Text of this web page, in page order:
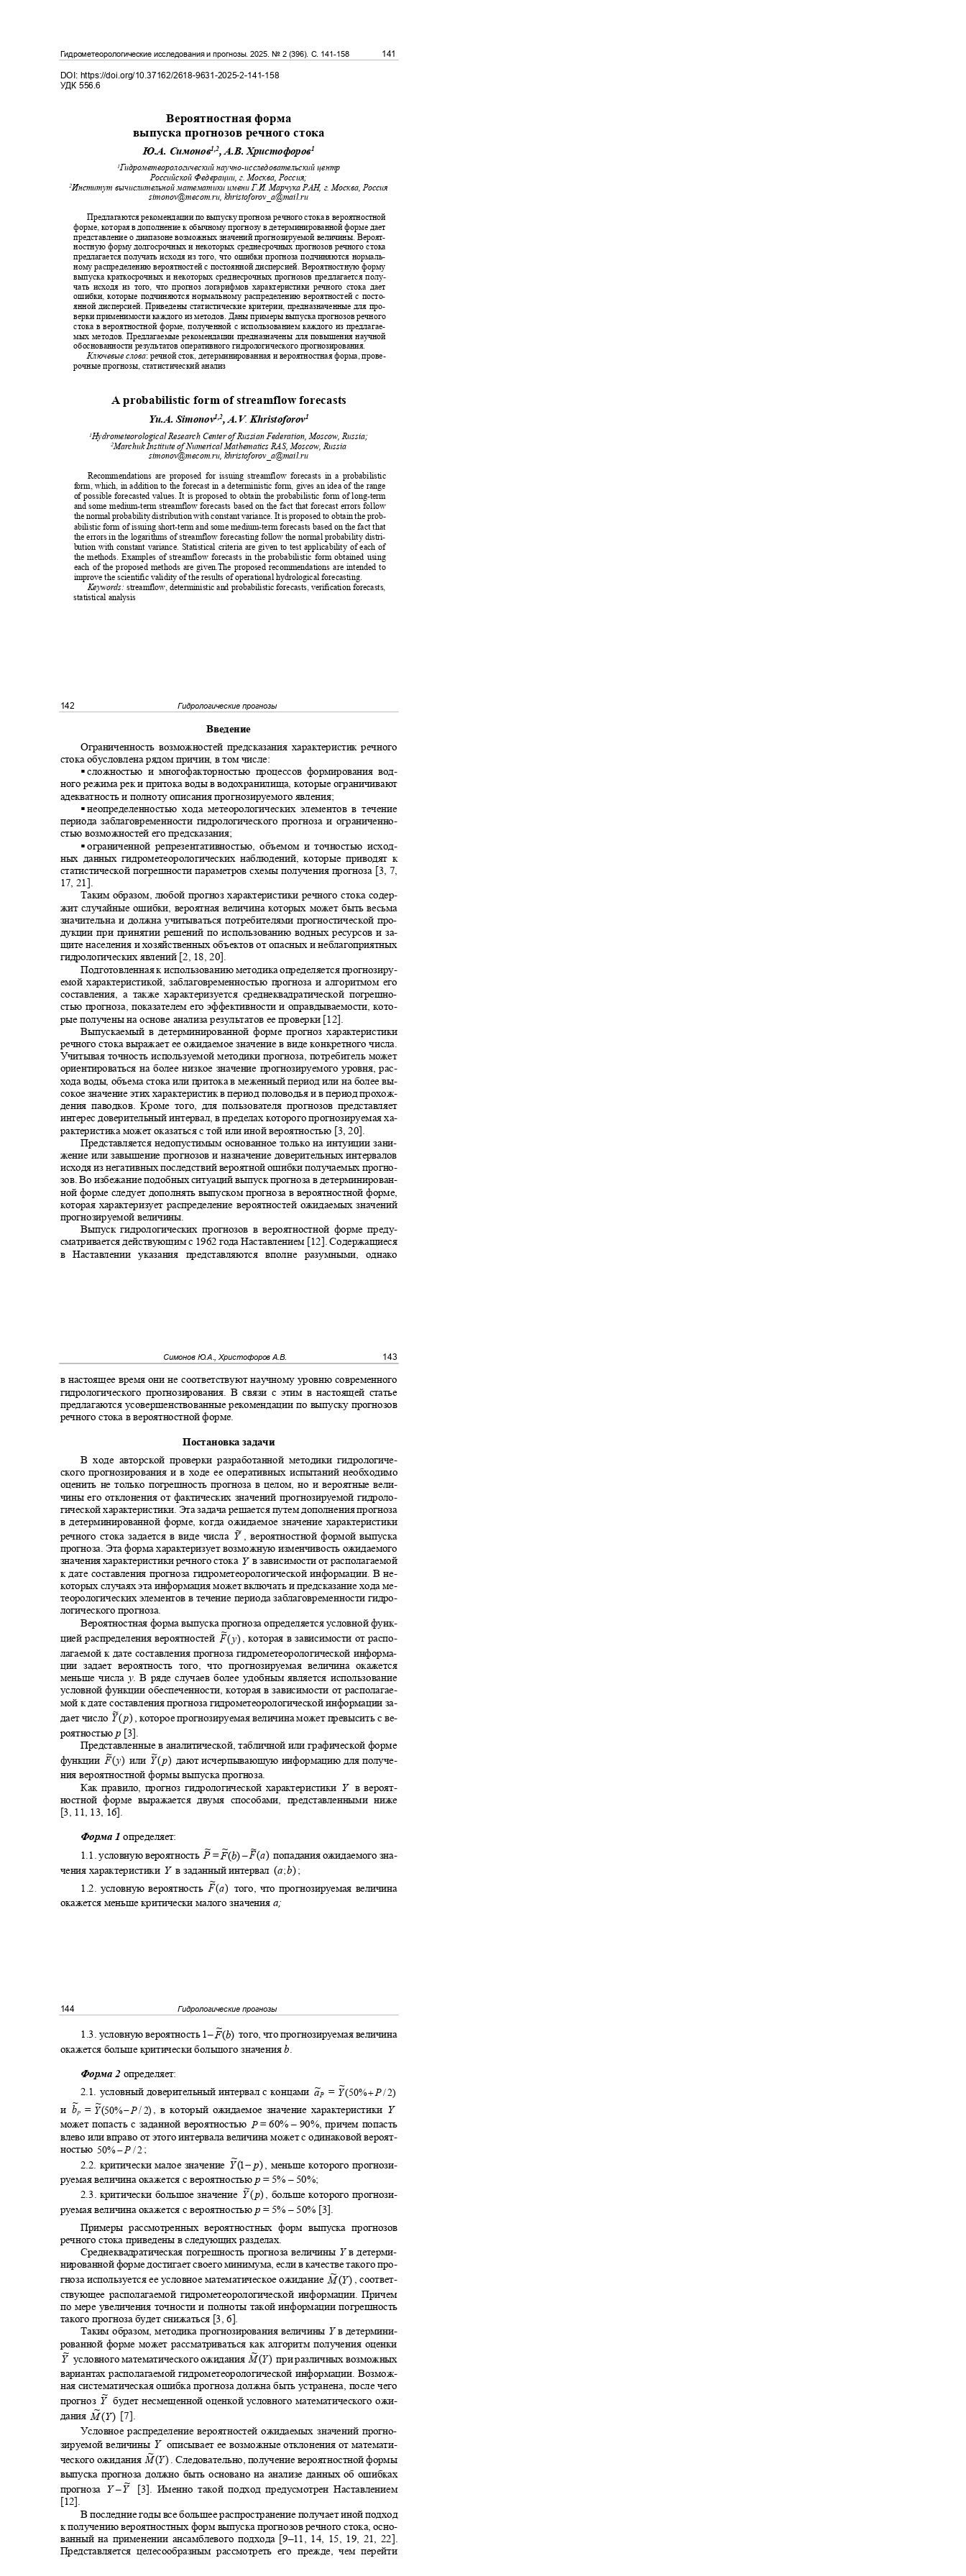
Гидрометеорологические исследования и прогнозы. 2025. № 2 (396). С. 141-158 141
DOI: https://doi.org/10.37162/2618-9631-2025-2-141-158
УДК 556.6
Вероятностная форма
выпуска прогнозов речного стока
Ю.А. Симонов1,2, А.В. Христофоров1
1Гидрометеорологический научно-исследовательский центр
Российской Федерации, г. Москва, Россия;
2Институт вычислительной математики имени Г.И. Марчука РАН, г. Москва, Россия
simonov@mecom.ru, khristoforov_a@mail.ru
Предлагаются рекомендации по выпуску прогноза речного стока в вероятностной
форме, которая в дополнение к обычному прогнозу в детерминированной форме дает
представление о диапазоне возможных значений прогнозируемой величины. Вероят-
ностную форму долгосрочных и некоторых среднесрочных прогнозов речного стока
предлагается получать исходя из того, что ошибки прогноза подчиняются нормаль-
ному распределению вероятностей с постоянной дисперсией. Вероятностную форму
выпуска краткосрочных и некоторых среднесрочных прогнозов предлагается полу-
чать исходя из того, что прогноз логарифмов характеристики речного стока дает
ошибки, которые подчиняются нормальному распределению вероятностей с посто-
янной дисперсией. Приведены статистические критерии, предназначенные для про-
верки применимости каждого из методов. Даны примеры выпуска прогнозов речного
стока в вероятностной форме, полученной с использованием каждого из предлагае-
мых методов. Предлагаемые рекомендации предназначены для повышения научной
обоснованности результатов оперативного гидрологического прогнозирования.
Ключевые слова:речной сток, детерминированная и вероятностная форма, прове-
рочные прогнозы, статистический анализ
A probabilistic form of streamflow forecasts
Yu.A. Simonov1,2, A.V.Khristoforov1
1Hydrometeorological Research Center of Russian Federation, Moscow, Russia;
2Marchuk Institute of Numerical Mathematics RAS, Moscow, Russia
simonov@mecom.ru,khristoforov_a@mail.ru
Recommendations are proposed for issuing streamflow forecasts in a probabilistic
form, which, in addition to the forecast in a deterministic form, gives an idea of the range
of possible forecasted values. It is proposed to obtain the probabilistic form of long-term
and some medium-term streamflow forecasts based on the fact that forecast errors follow
the normal probability distribution with constant variance. It is proposed to obtain the prob-
abilistic form of issuing short-term and some medium-term forecasts based on the fact that
the errors in the logarithms of streamflow forecasting follow the normal probability distri-
bution with constant variance. Statistical criteria are given to test applicability of each of
the methods. Examples of streamflow forecasts in the probabilistic form obtained using
each of the proposed methods are given.The proposed recommendations are intended to
improve the scientific validity of the results of operational hydrological forecasting.
Keywords:streamflow, deterministic and probabilistic forecasts, verification forecasts,
statistical analysis
142 Гидрологические прогнозы
Введение
Ограниченность возможностей предсказания характеристик речного
стока обусловлена рядом причин, в том числе:
.сложностью и многофакторностью процессов формирования вод-
ного режима рек и притока воды в водохранилища, которые ограничивают
адекватность и полноту описания прогнозируемого явления;
.неопределенностью хода метеорологических элементов в течение
периода заблаговременности гидрологического прогноза и ограниченно-
стью возможностей его предсказания;
.ограниченной репрезентативностью, объемом и точностью исход-
ных данных гидрометеорологических наблюдений, которые приводят к
статистической погрешности параметров схемы получения прогноза [3, 7,
17, 21].
Таким образом, любой прогноз характеристики речного стока содер-
жит случайные ошибки, вероятная величина которых может быть весьма
значительна и должна учитываться потребителями прогностической про-
дукции при принятии решений по использованию водных ресурсов и за-
щите населения и хозяйственных объектов от опасных и неблагоприятных
гидрологических явлений [2, 18, 20].
Подготовленная к использованию методика определяется прогнозиру-
емой характеристикой, заблаговременностью прогноза и алгоритмом его
составления, а также характеризуется среднеквадратической погрешно-
стью прогноза, показателем его эффективности и оправдываемости, кото-
рые получены на основе анализа результатов ее проверки [12].
Выпускаемый в детерминированной форме прогноз характеристики
речного стока выражает ее ожидаемое значение в виде конкретного числа.
Учитывая точность используемой методики прогноза, потребитель может
ориентироваться на более низкое значение прогнозируемого уровня, рас-
хода воды, объема стока или притока в меженный период или на более вы-
сокое значение этих характеристик в период половодья и в период прохож-
дения паводков. Кроме того, для пользователя прогнозов представляет
интерес доверительный интервал, в пределах которого прогнозируемая ха-
рактеристика может оказаться с той или иной вероятностью [3, 20].
Представляется недопустимым основанное только на интуиции зани-
жение или завышение прогнозов и назначение доверительных интервалов
исходя из негативных последствий вероятной ошибки получаемых прогно-
зов. Во избежание подобных ситуаций выпуск прогноза в детерминирован-
ной форме следует дополнять выпуском прогноза в вероятностной форме,
которая характеризует распределение вероятностей ожидаемых значений
прогнозируемой величины.
Выпуск гидрологических прогнозов в вероятностной форме преду-
сматривается действующим с 1962 года Наставлением [12]. Содержащиеся
в Наставлении указания представляются вполне разумными, однако
Симонов Ю.А., Христофоров А.В. 143
в настоящее время они не соответствуют научному уровню современного
гидрологического прогнозирования. В связи с этим в настоящей статье
предлагаются усовершенствованные рекомендации по выпуску прогнозов
речного стока в вероятностной форме.
Постановка задачи
В ходе авторской проверки разработанной методики гидрологиче-
ского прогнозирования и в ходе ее оперативных испытаний необходимо
оценить не только погрешность прогноза в целом, но и вероятные вели-
чины его отклонения от фактических значений прогнозируемой гидроло-
гической характеристики. Эта задача решается путем дополнения прогноза
в детерминированной форме, когда ожидаемое значение характеристики
~
речного стока задается в виде числа , вероятностной формой выпуска
Y
прогноза. Эта форма характеризует возможную изменчивость ожидаемого
значения характеристики речного стока
в зависимости от располагаемой
Y
к дате составления прогноза гидрометеорологической информации. В не-
которых случаях эта информация может включать и предсказание хода ме-
теорологических элементов в течение периода заблаговременности гидро-
логического прогноза.
Вероятностная форма выпуска прогноза определяется условной функ-
~
цией распределения вероятностей , которая в зависимости от распо-
F(y)
лагаемой к дате составления прогноза гидрометеорологической информа-
ции задает вероятность того, что прогнозируемая величина окажется
меньше числа y. В ряде случаев более удобным является использование
условной функции обеспеченности, которая в зависимости от располагае-
мой к дате составления прогноза гидрометеорологической информации за-
~
дает число , которое прогнозируемая величина может превысить с ве-
Y(p)
роятностьюp [3].
Представленные в аналитической, табличной или графической форме
~ ~
функции или дают исчерпывающую информацию для получе-
Y(p)
F(y)
ния вероятностной формы выпуска прогноза.
Как правило, прогноз гидрологической характеристики
в вероят-
Y
ностной форме выражается двумя способами, представленными ниже
[3, 11, 13, 16].
Форма 1определяет:
~
~ ~
1.1.условную вероятность = – попадания ожидаемого зна-
F(a)
P F(b)
чения характеристики в заданный интервал ;
Y (a;b)
~
1.2. условную вероятность того, что прогнозируемая величина
F(a)
окажется меньше критически малого значения a;
144 Гидрологические прогнозы
~
1.3. условную вероятность 1‒ того, что прогнозируемая величина
F(b)
окажется больше критически большого значенияb
Форма 2 определяет:
~
~
2.1. условный доверительный интервал с концами =
aP Y(50%+P/ 2)
~ ~
и = ,в который ожидаемое значение характеристики
bP Y
Y(50%−P/ 2)
может попасть с заданной вероятностью = 60% – 90%, причем попасть
P
влево или вправо от этого интервала величина может с одинаковой вероят-
ностью
;
50%−P/ 2
~
2.2. критически малое значение , меньше которого прогнози-
Y(1−p)
руемая величина окажется с вероятностью p = 5% – 50%;
~
2.3. критически большое значение , больше которого прогнози-
Y(p)
руемая величина окажется с вероятностью p = 5% – 50% [3].
Примеры рассмотренных вероятностных форм выпуска прогнозов
речного стока приведены в следующих разделах.
Среднеквадратическая погрешность прогноза величины Yв детерми-
нированной форме достигает своего минимума, если в качестве такого про-
~
гноза используется ее условное математическое ожидание , соответ-
M(Y)
ствующее располагаемой гидрометеорологической информации. Причем
по мере увеличения точности и полноты такой информации погрешность
такого прогноза будет снижаться [3, 6].
Таким образом, методика прогнозирования величины Yв детермини-
рованной форме может рассматриваться как алгоритм получения оценки
~ ~
условного математического ожидания при различных возможных
Y M(Y)
вариантах располагаемой гидрометеорологической информации. Возмож-
ная систематическая ошибка прогноза должна быть устранена, после чего
~
прогноз будет несмещенной оценкой условного математического ожи-
Y
~
дания [7].
M(Y)
Условное распределение вероятностей ожидаемых значений прогно-
зируемой величиныY описывает ее возможные отклонения от математи-
~
ческого ожидания . Следовательно, получение вероятностной формы
M(Y)
выпуска прогноза должно быть основано на анализе данных об ошибках
~
прогноза ‒ [3]. Именно такой подход предусмотрен Наставлением
Y Y
[12].
В последние годы все большее распространение получает иной подход
к получению вероятностных форм выпуска прогнозов речного стока, осно-
ванный на применении ансамблевого подхода [9‒11, 14, 15, 19, 21, 22].
Представляется целесообразным рассмотреть его прежде, чем перейти